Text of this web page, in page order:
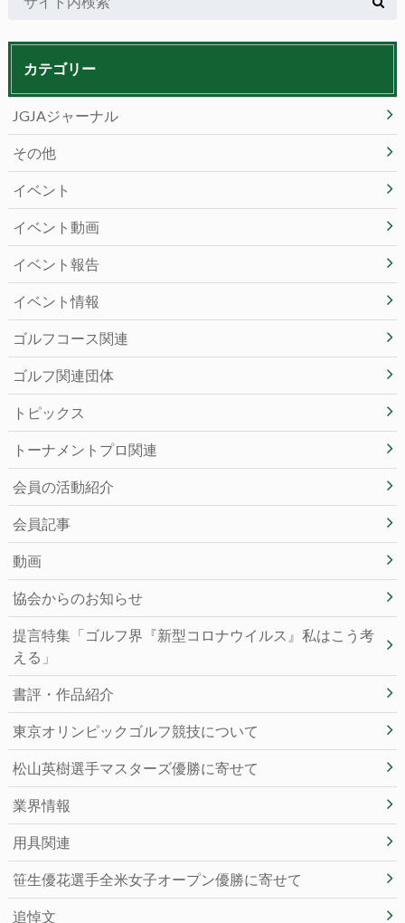
カテゴリー
JGJAジャーナル
その他
イベント
イベント動画
イベント報告
イベント情報
ゴルフコース関連
ゴルフ関連団体
トピックス
トーナメントプロ関連
会員の活動紹介
会員記事
動画
協会からのお知らせ
提言特集「ゴルフ界『新型コロナウイルス』私はこう考
える」
書評・作品紹介
東京オリンピックゴルフ競技について
松山英樹選手マスターズ優勝に寄せて
業界情報
用具関連
笹生優花選手全米女子オープン優勝に寄せて
追悼文